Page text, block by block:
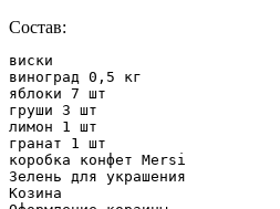
Состав:
виски
виноград 0,5 кг
яблоки 7 шт
груши 3 шт
лимон 1 шт
гранат 1 шт
коробка конфет Mersi
Зелень для украшения
Козина